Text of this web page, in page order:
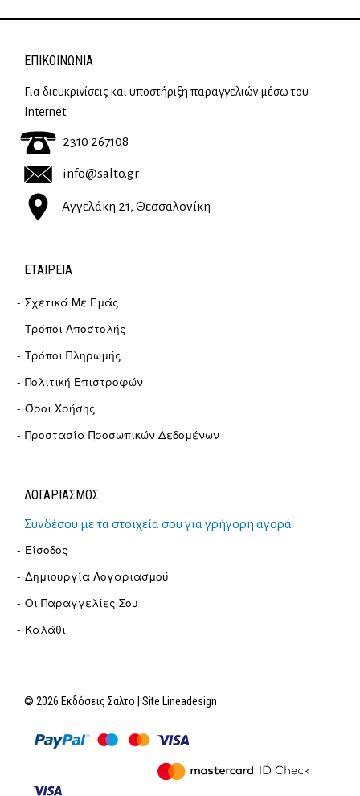
ΕΠΙΚΟΙΝΩΝΊΑ
Για διευκρινίσεις και υποστήριξη παραγγελιών μέσω του
Internet
2310 267108
info@salto.gr
Αγγελάκη 21, Θεσσαλονίκη
ΕΤΑΙΡΕΊΑ
Σχετικά Με Εμάς
Τρόποι Αποστολής
Τρόποι Πληρωμής
Πολιτική Επιστροφών
Όροι Χρήσης
Προστασία Προσωπικών Δεδομένων
ΛΟΓΑΡΙΑΣΜΟΣ
Συνδέσου με τα στοιχεία σου για γρήγορη αγορά
Είσοδος
Δημιουργία Λογαριασμού
Οι Παραγγελίες Σου
Καλάθι
© 2026 Εκδόσεις Σαλτο | Site Lineadesign